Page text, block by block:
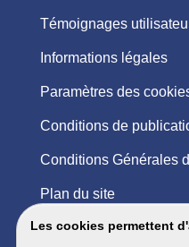
Les cookies permettent
Témoignages
Informations légales
Paramètres des
Conditions de
Conditions Générales
Plan du site